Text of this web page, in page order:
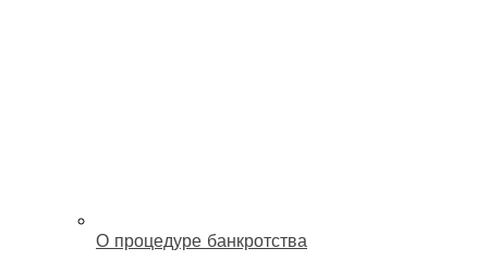
О процедуре банкротства